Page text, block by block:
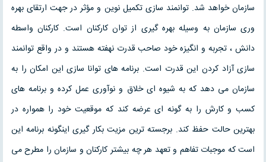
سازمان خواهد شد. توانمند سازی تکمیل نوین و مؤثر در جهت ارتقای بهره
وری سازمان به وسیله بهره گیری از توان کارکنان است. کارکنان واسطه
دانش ، تجربه و انگیزه خود صاحب قدرت نهفته هستند و در واقع توانمند
سازی آزاد کردن این قدرت است. برنامه های توانا سازی این امکان را به
سازمان می دهد که به شیوه ای خلاق و نوآوری عمل کرده و برنامه های
کسب و کارش را به گونه ای عرضه کند که موقعیت خود را همواره در
بهترین حالت حفظ کند. برجسته ترین مزیت بکار گیری اینگونه برنامه این
است که موجبات تفاهم و تعهد هر چه بیشتر کارکنان و سازمان را مطرح می